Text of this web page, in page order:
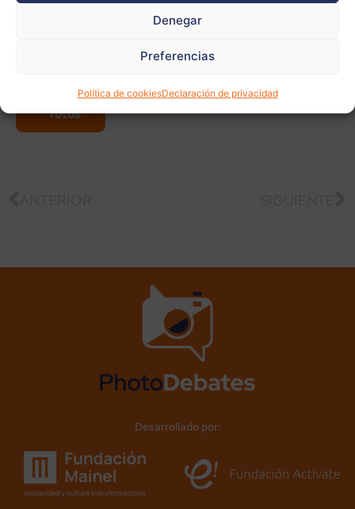
Denegar
Preferencias
Política de cookiesDeclaración de privacidad
Monica Calzamiglia
más
fotos
Desarrollado por: